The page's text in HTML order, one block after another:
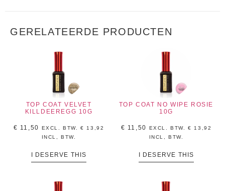
GERELATEERDE PRODUCTEN
TOP COAT VELVET
KILLDEEREGG 10G
€ 11,50 EXCL. BTW.€ 13,92
INCL, BTW.
I DESERVE THIS
TOP COAT NO WIPE ROSIE
10G
€ 11,50 EXCL. BTW.€ 13,92
INCL, BTW.
I DESERVE THIS